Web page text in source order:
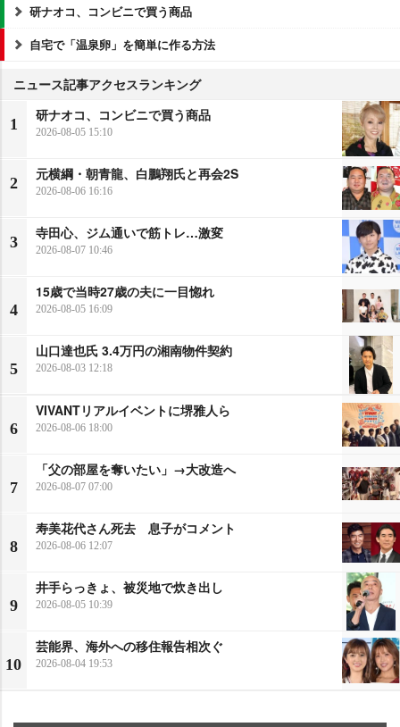
研ナオコ、コンビニで買う商品
自宅で「温泉卵」を簡単に作る方法
ニュース記事アクセスランキング
1
研ナオコ、コンビニで買う商品
2026-08-05 15:10
2
元横綱・朝青龍、白鵬翔氏と再会2S
2026-08-06 16:16
3
寺田心、ジム通いで筋トレ…激変
2026-08-07 10:46
4
15歳で当時27歳の夫に一目惚れ
2026-08-05 16:09
5
山口達也氏 3.4万円の湘南物件契約
2026-08-03 12:18
6
VIVANTリアルイベントに堺雅人ら
2026-08-06 18:00
7
「父の部屋を奪いたい」→大改造へ
2026-08-07 07:00
8
寿美花代さん死去 息子がコメント
2026-08-06 12:07
9
井手らっきょ、被災地で炊き出し
2026-08-05 10:39
10
芸能界、海外への移住報告相次ぐ
2026-08-04 19:53